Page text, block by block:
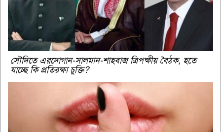
সৌদিতে এরদোগান-সালমান-শাহবাজ ত্রিপক্ষীয় বৈঠক, হতে
যাচ্ছে কি প্রতিরক্ষা চুক্তি?